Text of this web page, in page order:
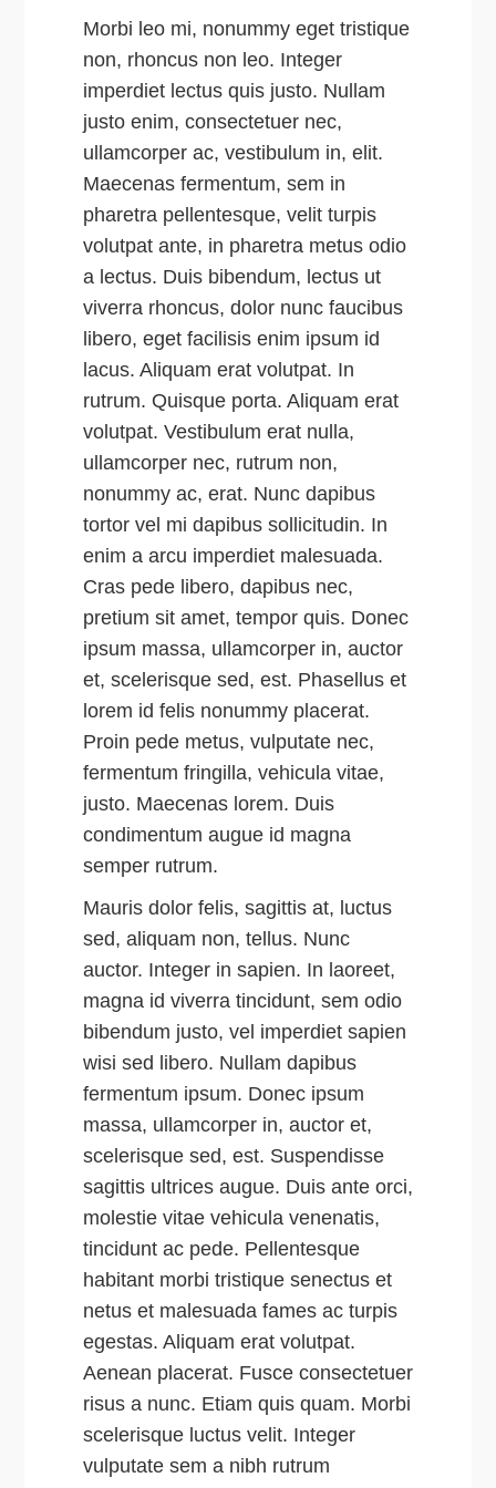
Morbi leo mi, nonummy eget tristique
non, rhoncus non leo. Integer
imperdiet lectus quis justo. Nullam
justo enim, consectetuer nec,
ullamcorper ac, vestibulum in, elit.
Maecenas fermentum, sem in
pharetra pellentesque, velit turpis
volutpat ante, in pharetra metus odio
a lectus. Duis bibendum, lectus ut
viverra rhoncus, dolor nunc faucibus
libero, eget facilisis enim ipsum id
lacus. Aliquam erat volutpat. In
rutrum. Quisque porta. Aliquam erat
volutpat. Vestibulum erat nulla,
ullamcorper nec, rutrum non,
nonummy ac, erat. Nunc dapibus
tortor vel mi dapibus sollicitudin. In
enim a arcu imperdiet malesuada.
Cras pede libero, dapibus nec,
pretium sit amet, tempor quis. Donec
ipsum massa, ullamcorper in, auctor
et, scelerisque sed, est. Phasellus et
lorem id felis nonummy placerat.
Proin pede metus, vulputate nec,
fermentum fringilla, vehicula vitae,
justo. Maecenas lorem. Duis
condimentum augue id magna
semper rutrum.
Mauris dolor felis, sagittis at, luctus
sed, aliquam non, tellus. Nunc
auctor. Integer in sapien. In laoreet,
magna id viverra tincidunt, sem odio
bibendum justo, vel imperdiet sapien
wisi sed libero. Nullam dapibus
fermentum ipsum. Donec ipsum
massa, ullamcorper in, auctor et,
scelerisque sed, est. Suspendisse
sagittis ultrices augue. Duis ante orci,
molestie vitae vehicula venenatis,
tincidunt ac pede. Pellentesque
habitant morbi tristique senectus et
netus et malesuada fames ac turpis
egestas. Aliquam erat volutpat.
Aenean placerat. Fusce consectetuer
risus a nunc. Etiam quis quam. Morbi
scelerisque luctus velit. Integer
vulputate sem a nibh rutrum